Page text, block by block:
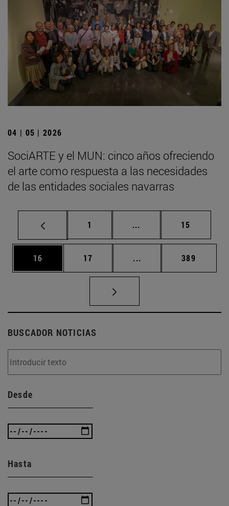
04 | 05 | 2026
SociARTE y el MUN: cinco años ofreciendo
el arte como respuesta a las necesidades
de las entidades sociales navarras
Página
1 ... Páginas intermedias
Página
15
Página
16 Página
17 ... Páginas intermedias
Página
389
BUSCADOR NOTICIAS
Desde
Hasta